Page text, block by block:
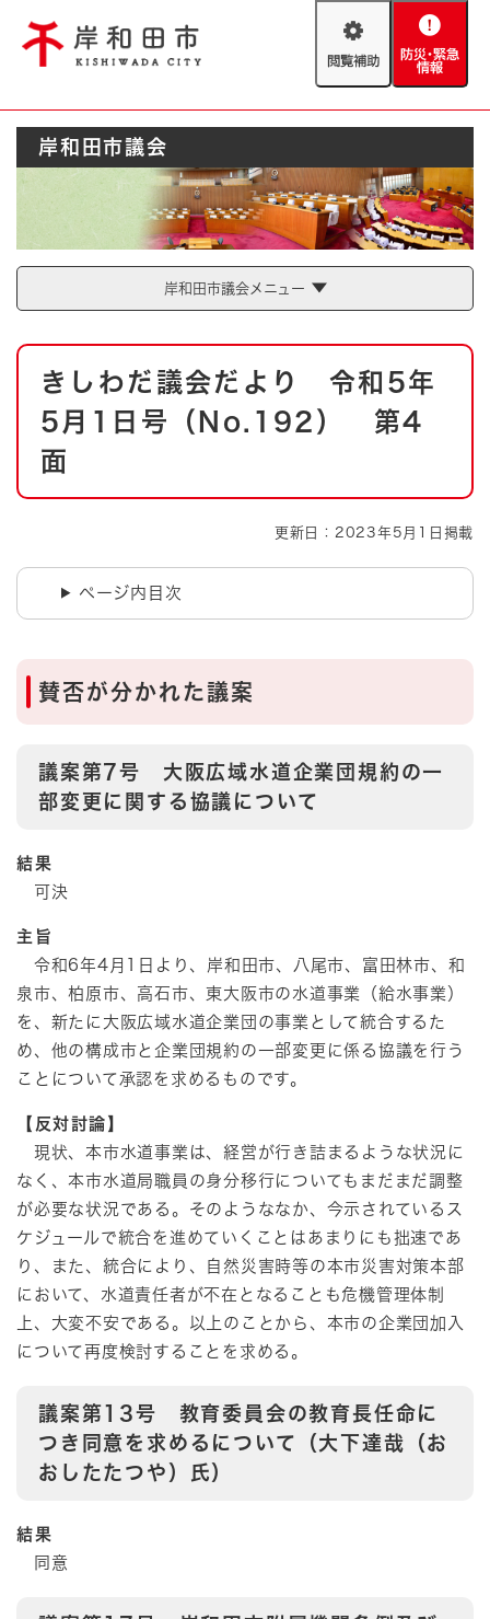
閲
助
防
緊
情
報
Foreign language
やさしい日本語
とじる
防災・緊急情報
ハザードマップ AED設置箇所
とじる
岸和田市議会
岸和田市議会メニュー
本
きしわだ議会だより 令和5年
5月1日号（No.192） 第4
面
更新日：2023年5月1日掲載
ページ内目次
賛否が分かれた議案
議案第7号 大阪広域水道企業団規約の一
部変更に関する協議について
結果
可決
主旨
令和6年4月1日より、岸和田市、八尾市、富田林市、和
泉市、柏原市、高石市、東大阪市の水道事業（給水事業）
を、新たに大阪広域水道企業団の事業として統合するた
め、他の構成市と企業団規約の一部変更に係る協議を行う
ことについて承認を求めるものです。
【反対討論】
現状、本市水道事業は、経営が行き詰まるような状況に
なく、本市水道局職員の身分移行についてもまだまだ調整
が必要な状況である。そのようななか、今示されているス
ケジュールで統合を進めていくことはあまりにも拙速であ
り、また、統合により、自然災害時等の本市災害対策本部
において、水道責任者が不在となることも危機管理体制
上、大変不安である。以上のことから、本市の企業団加入
について再度検討することを求める。
議案第13号 教育委員会の教育長任命に
つき同意を求めるについて（大下達哉（お
おしたたつや）氏）
結果
同意